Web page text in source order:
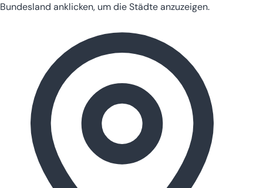
Baden-Württemberg
Bundesland anklicken, um die Städte anzuzeigen.